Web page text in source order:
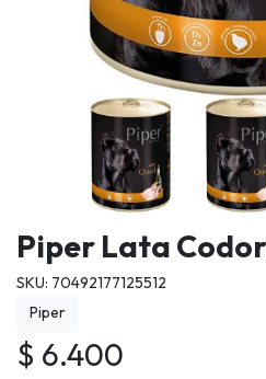
Piper Lata
SKU: 70492177125512
Piper
$ 6.400